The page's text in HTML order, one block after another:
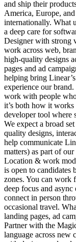
and ship their
America, Europe,
internationally. What
a deep care for
Designer with strong
work across web,
high-quality designs
pages and ad
helping bring
experience our
work with people
it’s both how it
developer tool where
We expect a broad
quality designs,
help communicate
matters) as part of
Location & work
is open to candidates
zones. You can work
deep focus and
connect in person
occasional travel.
landing pages, ad
Partner with the
language across new